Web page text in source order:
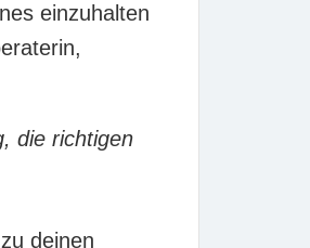
einzuhalten
die richtigen
deinen